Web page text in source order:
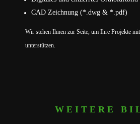
CAD Zeichnung (*.dwg & *.pdf)
Wir stehen Ihnen zur Seite, um Ihre Projekte
unterstützen.
WEITERE